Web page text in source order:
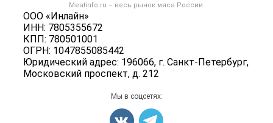
Meatinfo.ru – весь рынок мяса России.
ООО «Инлайн»
ИНН: 7805355672
КПП: 780501001
ОГРН: 1047855085442
Юридический адрес: 196066, г. Санкт-Петербург,
Московский проспект, д. 212
Политика обработки персональных данных
Мониторинг
Вакансии
Колбасы, сосиски, деликатесы
Мясные полуфабрикаты
Мясные снеки
Яйца
Карта объявлений
Мы в соцсетях: